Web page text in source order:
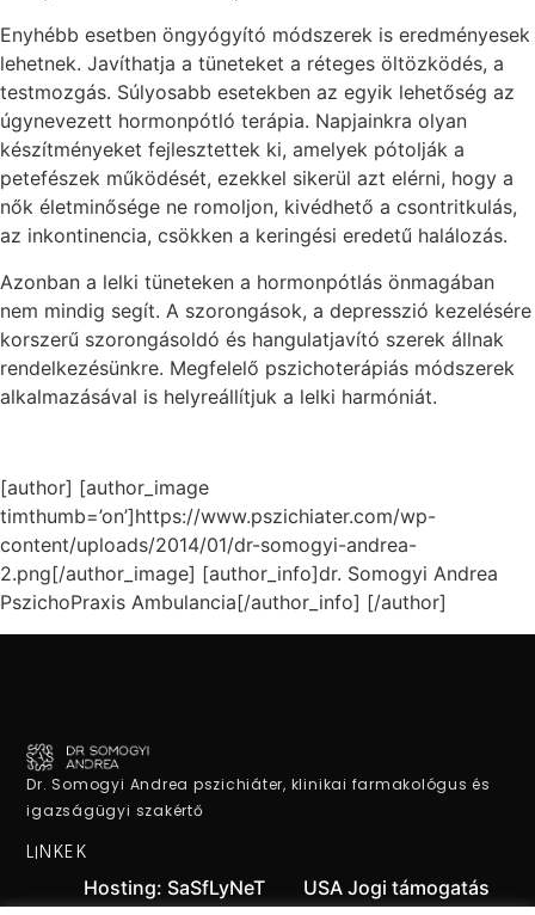
Enyhébb esetben öngyógyító módszerek is eredményesek
lehetnek. Javíthatja a tüneteket a réteges öltözködés, a
testmozgás. Súlyosabb esetekben az egyik lehetőség az
úgynevezett hormonpótló terápia. Napjainkra olyan
készítményeket fejlesztettek ki, amelyek pótolják a
petefészek működését, ezekkel sikerül azt elérni, hogy a
nők életminősége ne romoljon, kivédhető a csontritkulás,
az inkontinencia, csökken a keringési eredetű halálozás.
Azonban a lelki tüneteken a hormonpótlás önmagában
nem mindig segít. A szorongások, a depresszió kezelésére
korszerű szorongásoldó és hangulatjavító szerek állnak
rendelkezésünkre. Megfelelő pszichoterápiás módszerek
alkalmazásával is helyreállítjuk a lelki harmóniát.
[author] [author_image
timthumb=’on’]https://www.pszichiater.com/wp-
content/uploads/2014/01/dr-somogyi-andrea-
2.png[/author_image] [author_info]dr. Somogyi Andrea
PszichoPraxis Ambulancia[/author_info] [/author]
Dr. Somogyi Andrea pszichiáter, klinikai farmakológus és
igazságügyi szakértő
LINKEK
Hosting: SaSfLyNeT USA Jogi támogatás